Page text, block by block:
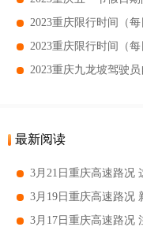
最新阅读
3月21日重庆高速路况
3月19日重庆高速路况
3月17日重庆高速路况